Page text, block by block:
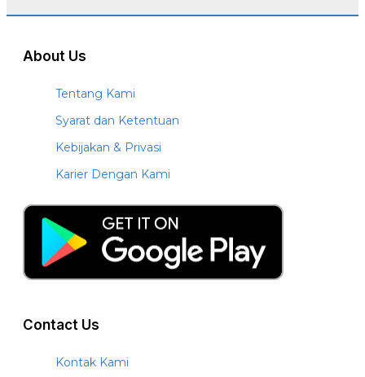
About Us
Tentang Kami
Syarat dan Ketentuan
Kebijakan & Privasi
Karier Dengan Kami
Contact Us
Kontak Kami